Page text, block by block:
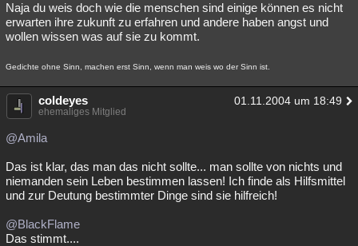
Naja du weis doch wie die menschen sind einige können es nicht
erwarten ihre zukunft zu erfahren und andere haben angst und
wollen wissen was auf sie zu kommt.
Gedichte ohne Sinn, machen erst Sinn, wenn man weis wo der Sinn ist.
coldeyes 01.11.2004 um 18:49
ehemaliges Mitglied
@Amila
Das ist klar, das man das nicht sollte... man sollte von nichts und
niemanden sein Leben bestimmen lassen! Ich finde als Hilfsmittel
und zur Deutung bestimmter Dinge sind sie hilfreich!
@BlackFlame
Das stimmt....